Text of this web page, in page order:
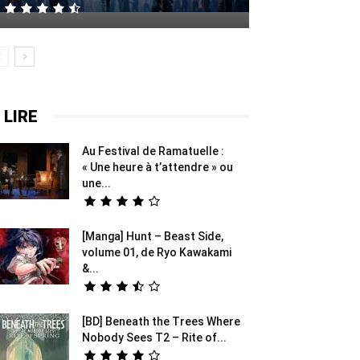
Au Festival de Ramatuelle :
« Une heure à t’attendre » ou
une...
[Manga] Hunt – Beast Side,
volume 01, de Ryo Kawakami
&...
[BD] Beneath the Trees Where
Nobody Sees T2 – Rite of...